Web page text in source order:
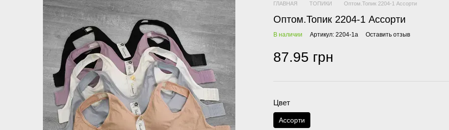
ГЛАВНАЯ ТОПИКИ Оптом.Топик 2204-1 Ассорти
Оптом.Топик 2204-1 Ассорти
В наличии Артикул: 2204-1а Оставить отзыв
87.95 грн
Цвет
Асcорти